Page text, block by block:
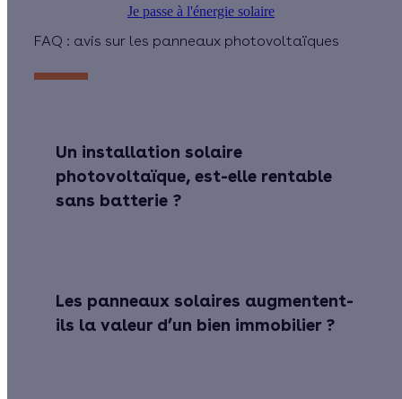
Je passe à l'énergie solaire
FAQ : avis sur les panneaux photovoltaïques
Un installation solaire
photovoltaïque, est-elle rentable
sans batterie ?
Les panneaux solaires augmentent-
ils la valeur d’un bien immobilier ?